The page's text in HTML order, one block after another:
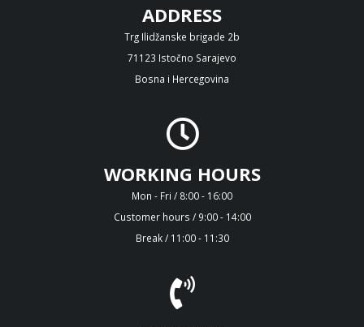
ADDRESS
Trg Ilidžanske brigade 2b
71123 Istočno Sarajevo
Bosna i Hercegovina
WORKING HOURS
Mon - Fri / 8:00 - 16:00
Customer hours / 9:00 - 14:00
Break / 11:00 - 11:30